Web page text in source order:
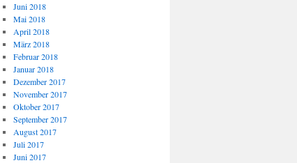
Juni 2018
Mai 2018
April 2018
März 2018
Februar 2018
Januar 2018
Dezember 2017
November 2017
Oktober 2017
September 2017
August 2017
Juli 2017
Juni 2017